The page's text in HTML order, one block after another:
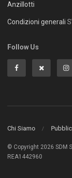
Anzillotti
Condizioni generali
Follow Us
Chi Siamo
© Copyright 2026 SDM
REA1442960